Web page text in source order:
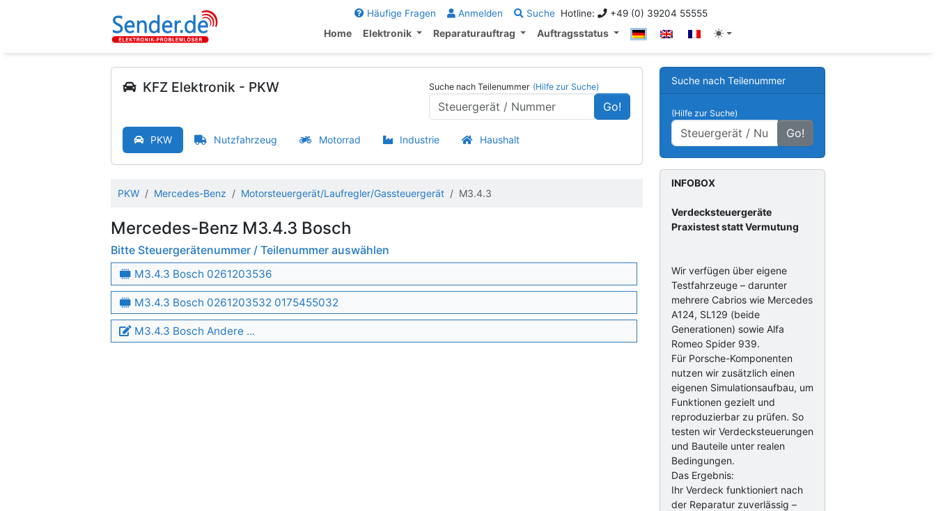
Häufige Fragen Anmelden Suche Hotline: +49 (0) 39204 55555
Home Elektronik Reparaturauftrag Auftragsstatus
KFZ Elektronik - PKW Suche nach Teilenummer (Hilfe zur Suche)
Go!
PKW Nutzfahrzeug Motorrad Industrie Haushalt
PKW Mercedes-Benz Motorsteuergerät/Laufregler/Gassteuergerät M3.4.3
Mercedes-Benz M3.4.3 Bosch
Bitte Steuergerätenummer / Teilenummer auswählen
M3.4.3 Bosch 0261203536
M3.4.3 Bosch 0261203532 0175455032
M3.4.3 Bosch Andere ...
Suche nach Teilenummer
(Hilfe zur Suche)
Go!
INFOBOX
Verdecksteuergeräte
Praxistest statt Vermutung
Wir verfügen über eigene
Testfahrzeuge – darunter
mehrere Cabrios wie Mercedes
A124, SL129 (beide
Generationen) sowie Alfa
Romeo Spider 939.
Für Porsche-Komponenten
nutzen wir zusätzlich einen
eigenen Simulationsaufbau, um
Funktionen gezielt und
reproduzierbar zu prüfen. So
testen wir Verdecksteuerungen
und Bauteile unter realen
Bedingungen.
Das Ergebnis:
Ihr Verdeck funktioniert nach
der Reparatur zuverlässig –